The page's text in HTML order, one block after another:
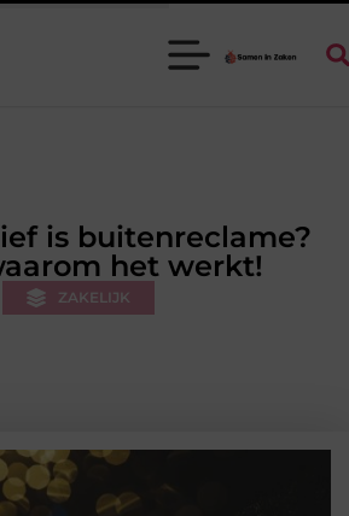
werk van de stukadoor makkelijker maakt
is buitenreclame?
het werkt!
ZAKELIJK